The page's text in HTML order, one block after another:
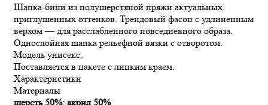
Шапка-бини из полушерстяной пряжи актуальных
приглушенных оттенков. Трендовый фасон с удлиненным
верхом — для расслабленного повседневного образа.
Однослойная шапка рельефной вязки с отворотом.
Модель унисекс.
Поставляется в пакете с липким краем.
Характеристики
Материалы
шерсть 50%; акрил 50%